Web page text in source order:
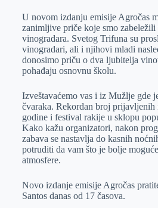
e
r
I
n
s
A
p
p
a
i
l
U novom izdanju emisije Agročas
zanimljive priče koje smo zabeležili
vinogradara. Svetog Trifuna su
vinogradari, ali i njihovi mladi
donosimo priču o dva ljubitelja
pohađaju osnovnu školu.
Izveštavaćemo vas i iz Mužlje gde
čvaraka. Rekordan broj prijavljenih
godine i festival rakije u sklopu
Kako kažu organizatori, nakon
zabava se nastavlja do kasnih
potruditi da vam što je bolje
atmosfere.
Novo izdanje emisije Agročas
Santos danas od 17 časova.